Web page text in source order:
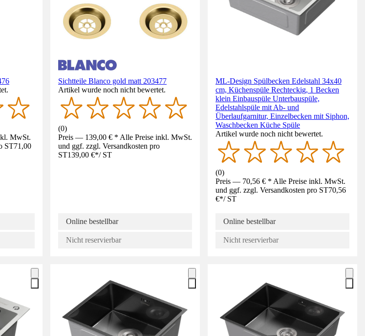
MwSt.
ST71,00
Sichtteile Blanco gold matt 203477
Artikel wurde noch nicht bewertet.
(0)
Preis — 139,00 € * Alle Preise inkl. MwSt.
und ggf. zzgl. Versandkosten pro
ST139,00 €*/ ST
Online bestellbar
Nicht reservierbar
ML-Design Spülbecken Edelstahl 34x40
cm, Küchenspüle Rechteckig, 1 Becken
klein Einbauspüle Unterbauspüle,
Edelstahlspüle mit Ab- und
Überlaufgarnitur, Einzelbecken mit Siphon,
Waschbecken Küche Spüle
Artikel wurde noch nicht bewertet.
(0)
Preis — 70,56 € * Alle Preise inkl. MwSt.
und ggf. zzgl. Versandkosten pro ST70,56
€*/ ST
Online bestellbar
Nicht reservierbar